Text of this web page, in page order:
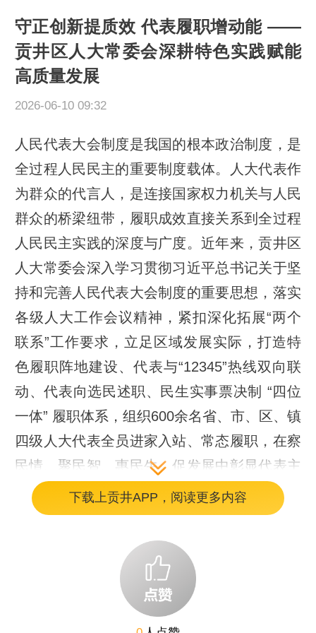
守正创新提质效 代表履职增动能 ——
贡井区人大常委会深耕特色实践赋能
高质量发展
2026-06-10 09:32
人民代表大会制度是我国的根本政治制度，是
全过程人民民主的重要制度载体。人大代表作
为群众的代言人，是连接国家权力机关与人民
群众的桥梁纽带，履职成效直接关系到全过程
人民民主实践的深度与广度。近年来，贡井区
人大常委会深入学习贯彻习近平总书记关于坚
持和完善人民代表大会制度的重要思想，落实
各级人大工作会议精神，紧扣深化拓展“两个
联系”工作要求，立足区域发展实际，打造特
色履职阵地建设、代表与“12345”热线双向联
动、代表向选民述职、民生实事票决制 “四位
一体” 履职体系，组织600余名省、市、区、镇
四级人大代表全员进家入站、常态履职，在察
民情、聚民智、惠民生、促发展中彰显代表主
体作用，推动全过程人民民主在基层落地见
效，为贡井经济社会高质量发展注入人大动
一、理论依据和现实需要
习近平总书记在党的二十大报告中指出，“基
下载上贡井APP，阅读更多内容